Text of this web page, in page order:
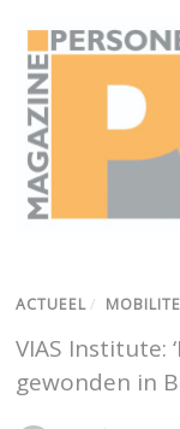
ACTUEEL /
VIAS Institute:
gewonden in